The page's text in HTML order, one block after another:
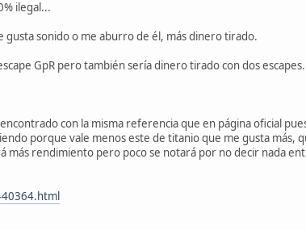
ilegal...
gusta sonido o me aburro de él, más dinero tirado.
GpR pero también sería dinero tirado con dos
con la misma referencia que en página oficial
porque vale menos este de titanio que me gusta más,
más rendimiento pero poco se notará por no decir nada